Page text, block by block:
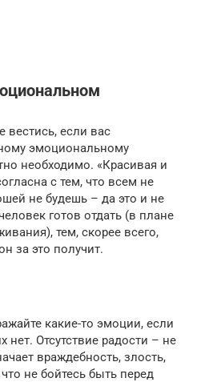
вестись, если вас
эмоциональному
необходимо. «Красивая и
с тем, что всем не
не будешь – да это и не
готов отдать (в плане
тем, скорее всего,
за это получит.
какие-то эмоции, если
нет. Отсутствие радости – не
враждебность, злость,
что не бойтесь быть перед